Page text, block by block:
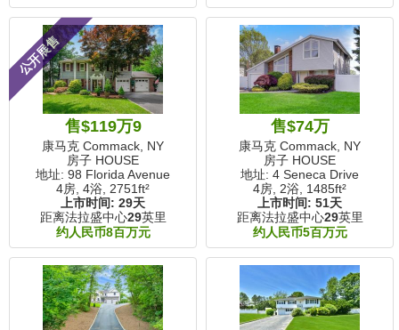
公开展售
售$119万9
康马克 Commack, NY
房子 HOUSE
地址: 98 Florida Avenue
4房, 4浴, 2751ft²
上市时间: 29天
距离法拉盛中心29英里
约人民币8百万元
售$74万
康马克 Commack, NY
房子 HOUSE
地址: 4 Seneca Drive
4房, 2浴, 1485ft²
上市时间: 51天
距离法拉盛中心29英里
约人民币5百万元